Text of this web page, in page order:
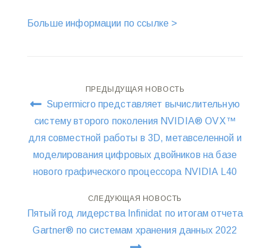
Больше информации по ссылке >
Навигация
по
записям
ПРЕДЫДУЩАЯ НОВОСТЬ
Supermicro представляет вычислительную
систему второго поколения NVIDIA® OVX™
для совместной работы в 3D, метавселенной и
моделирования цифровых двойников на базе
нового графического процессора NVIDIA L40
СЛЕДУЮЩАЯ НОВОСТЬ
Пятый год лидерства Infinidat по итогам отчета
Gartner® по системам хранения данных 2022